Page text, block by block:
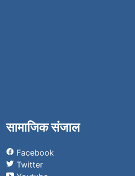
सामाजिक संजाल
Facebook
Twitter